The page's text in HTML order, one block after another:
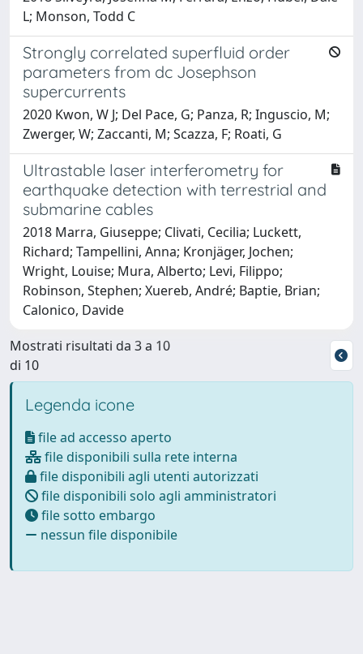
L; Monson, Todd C
Strongly correlated superfluid order
parameters from dc Josephson
supercurrents
2020 Kwon, W J; Del Pace, G; Panza, R; Inguscio, M;
Zwerger, W; Zaccanti, M; Scazza, F; Roati, G
Ultrastable laser interferometry for
earthquake detection with terrestrial and
submarine cables
2018 Marra, Giuseppe; Clivati, Cecilia; Luckett,
Richard; Tampellini, Anna; Kronjäger, Jochen;
Wright, Louise; Mura, Alberto; Levi, Filippo;
Robinson, Stephen; Xuereb, André; Baptie, Brian;
Calonico, Davide
Mostrati risultati da 3 a 10
di 10
Legenda icone
file ad accesso aperto
file disponibili sulla rete interna
file disponibili agli utenti autorizzati
file disponibili solo agli amministratori
file sotto embargo
nessun file disponibile